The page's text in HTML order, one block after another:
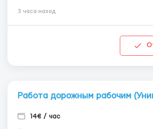
3 часа назад
Работа дорожным рабочим
14€ / час